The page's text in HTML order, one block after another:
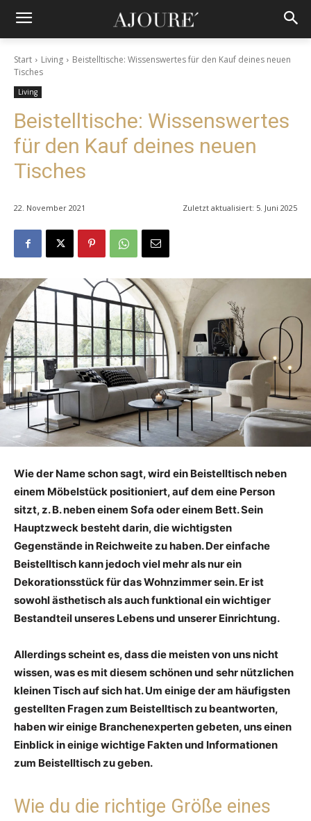
Start Living
Beistelltische: Wissenswertes für den Kauf deines neuen
Tisches
Living
Beistelltische: Wissenswertes
für den Kauf deines neuen
Tisches
22. November 2021 Zuletzt aktualisiert: 5. Juni 2025
Wie der Name schon sagt, wird ein Beistelltisch neben
einem Möbelstück positioniert, auf dem eine Person
sitzt, z. B. neben einem Sofa oder einem Bett. Sein
Hauptzweck besteht darin, die wichtigsten
Gegenstände in Reichweite zu haben. Der einfache
Beistelltisch kann jedoch viel mehr als nur ein
Dekorationsstück für das Wohnzimmer sein. Er ist
sowohl ästhetisch als auch funktional ein wichtiger
Bestandteil unseres Lebens und unserer Einrichtung.
Allerdings scheint es, dass die meisten von uns nicht
wissen, was es mit diesem schönen und sehr nützlichen
kleinen Tisch auf sich hat. Um einige der am häufigsten
gestellten Fragen zum Beistelltisch zu beantworten,
haben wir einige Branchenexperten gebeten, uns einen
Einblick in einige wichtige Fakten und Informationen
zum Beistelltisch zu geben.
Wie du die richtige Größe eines